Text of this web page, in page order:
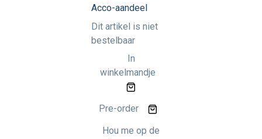
Acco-aandeel
Dit artikel is niet
bestelbaar
In
winkelmandje
Pre-order
Hou me op de